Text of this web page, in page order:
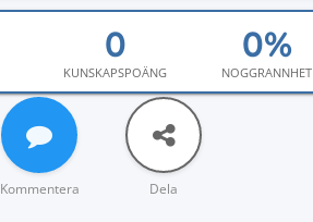
KUNSKAPSPOÄNG NOGGRANNHET
Kommentera Dela